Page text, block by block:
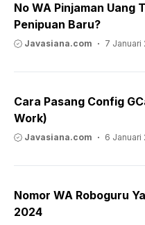
No WA Pinjaman Uang
Penipuan Baru?
Javasiana.com 7 Januari
Cara Pasang Config
Work)
Javasiana.com 6 Januari
Nomor WA Roboguru
2024